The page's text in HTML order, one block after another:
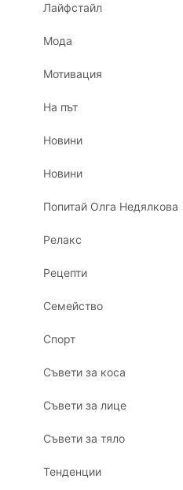
Лайфстайл
Мода
Мотивация
На път
Новини
Новини
Попитай Олга Недялкова
Релакс
Рецепти
Семейство
Спорт
Съвети за коса
Съвети за лице
Съвети за тяло
Тенденции